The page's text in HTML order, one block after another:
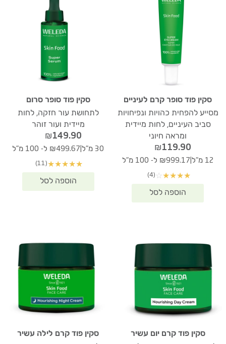
סקין פוד סופר קרם לעיניים
מסייע להפחית כהויות ונפיחויות
סביב העיניים, לחות מיידית
ומראה חיוני
₪119.90
12 מ"ל ₪999.17 ל- 100 מ"ל
★
★
★
★
☆
(4)
סקין פוד סופר סרום
לתחושת עור חזקה, לחות
מיידית ועור זוהר
₪149.90
30 מ"ל ₪499.67 ל- 100 מ"ל
★
★
★
★
★
(11)
סקין פוד קרם יום עשיר
סקין פוד קרם לילה עשיר